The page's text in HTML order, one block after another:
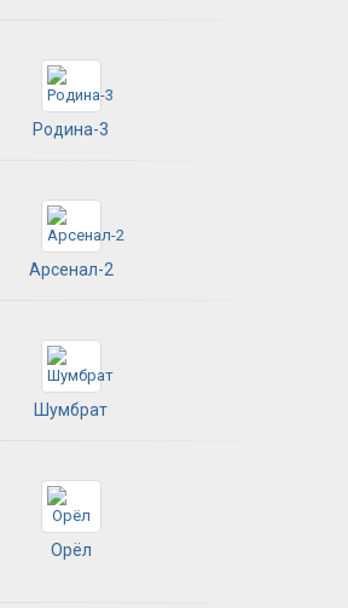
Родина-3
Арсенал-2
Шумбрат
Орёл